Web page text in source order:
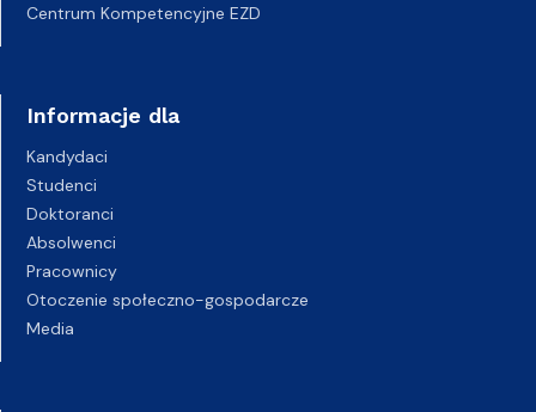
Centrum Kompetencyjne EZD
Informacje dla
Kandydaci
Studenci
Doktoranci
Absolwenci
Pracownicy
Otoczenie społeczno-gospodarcze
Media